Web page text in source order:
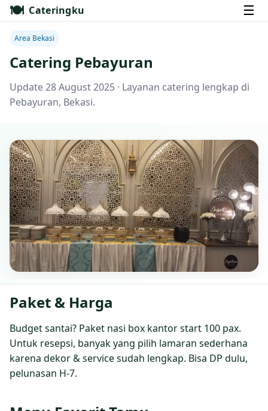
🍽️ Cateringku ☰
Area Bekasi
Catering Pebayuran
Update 28 August 2025 · Layanan catering lengkap di
Pebayuran, Bekasi.
Paket & Harga
Budget santai? Paket nasi box kantor start 100 pax.
Untuk resepsi, banyak yang pilih lamaran sederhana
karena dekor & service sudah lengkap. Bisa DP dulu,
pelunasan H‑7.